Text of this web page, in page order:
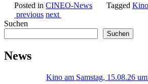
Posted in CINEO-News Tagged Kino
previous next
Suchen
Suchen
News
Kino am Samstag, 15.08.26